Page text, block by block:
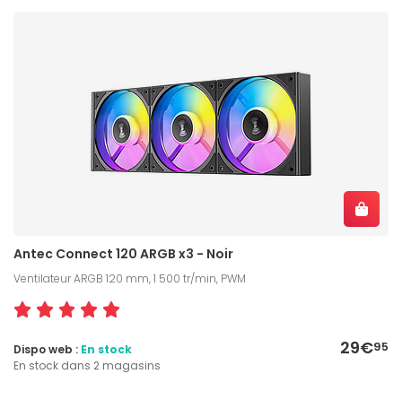
Antec Connect 120 ARGB x3 - Noir
Ventilateur ARGB 120 mm, 1 500 tr/min, PWM
29€95
Dispo web : En stock
En stock dans 2 magasins